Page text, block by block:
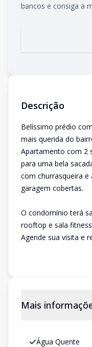
bancos e consiga a
Descrição
Belíssimo prédio
mais querida do
Apartamento com 2
para uma bela
com churrasqueira e
garagem cobertas.
O condomínio terá
rooftop e sala
Agende sua visita e
Mais
Água Quente